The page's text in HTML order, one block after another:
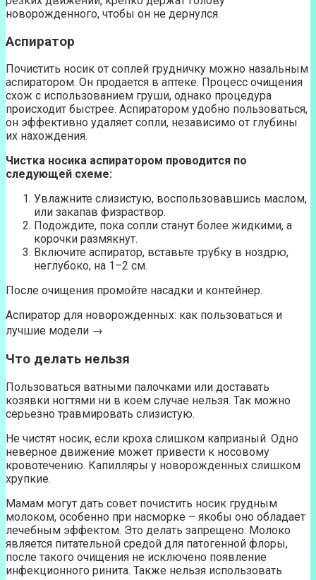
новорожденного, чтобы он не дернулся.
Аспиратор
Почистить носик от соплей грудничку можно назальным
аспиратором. Он продается в аптеке. Процесс очищения
схож с использованием груши, однако процедура
происходит быстрее. Аспиратором удобно пользоваться,
он эффективно удаляет сопли, независимо от глубины
их нахождения.
Чистка носика аспиратором проводится по
следующей схеме:
Увлажните слизистую, воспользовавшись маслом,
или закапав физраствор.
Подождите, пока сопли станут более жидкими, а
корочки размякнут.
Включите аспиратор, вставьте трубку в ноздрю,
неглубоко, на 1–2 см.
После очищения промойте насадки и контейнер.
Аспиратор для новорожденных: как пользоваться и
лучшие модели →
Что делать нельзя
Пользоваться ватными палочками или доставать
козявки ногтями ни в коем случае нельзя. Так можно
серьезно травмировать слизистую.
Не чистят носик, если кроха слишком капризный. Одно
неверное движение может привести к носовому
кровотечению. Капилляры у новорожденных слишком
хрупкие.
Мамам могут дать совет почистить носик грудным
молоком, особенно при насморке – якобы оно обладает
лечебным эффектом. Это делать запрещено. Молоко
является питательной средой для патогенной флоры,
после такого очищения не исключено появление
инфекционного ринита. Также нельзя использовать